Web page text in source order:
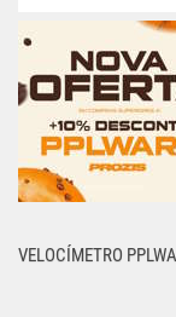
VELOCÍMETRO